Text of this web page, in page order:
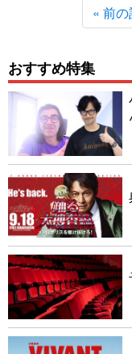
« 前
おすすめ特集